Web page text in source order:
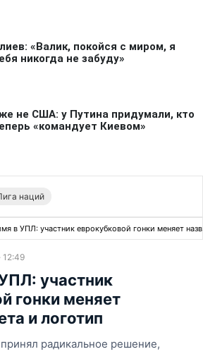
наций
в УПЛ: участник еврокубковой гонки меняет
12:49
участник
гонки меняет
и логотип
радикальное решение,